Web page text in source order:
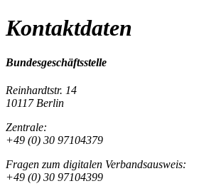
Kontaktdaten
Bundesgeschäftsstelle
Reinhardtstr. 14
10117 Berlin
Zentrale:
+49 (0) 30 97104379
Fragen zum digitalen Verbandsausweis:
+49 (0) 30 97104399